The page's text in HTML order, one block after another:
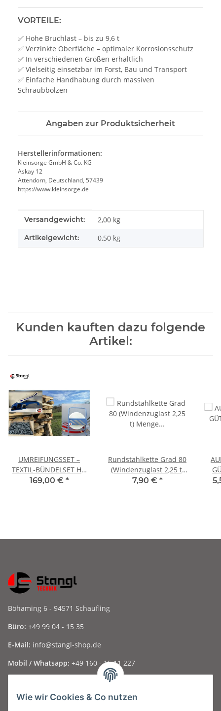
Wie wir Cookies & Co nutzen
VORTEILE:
✅ Hohe Bruchlast – bis zu 9,6 t
✅ Verzinkte Oberfläche – optimaler Korrosionsschutz
✅ In verschiedenen Größen erhältlich
✅ Vielseitig einsetzbar im Forst, Bau und Transport
✅ Einfache Handhabung durch massiven
Schraubbolzen
Angaben zur Produktsicherheit
Herstellerinformationen:
Kleinsorge GmbH & Co. KG
Askay 12
Attendorn, Deutschland, 57439
https://www.kleinsorge.de
Produkteigenschaft
Wert
Versandgewicht: 2,00 kg
Artikelgewicht: 0,50 kg
Kunden kauften dazu folgende
Artikel:
UMREIFUNGSSET –
TEXTIL-BÜNDELSET HD
19 MM MIT ABROLLER,
169,00 € *
Rundstahlkette Grad 80
(Windenzuglast 2,25 t)
Menge Stückzahl= Länge
7,90 € *
Böhaming 6 - 94571 Schaufling
Büro: +49 99 04 - 15 35
E-Mail: info@stangl-shop.de
Mobil / Whatsapp: +49 160 - 15 11 227